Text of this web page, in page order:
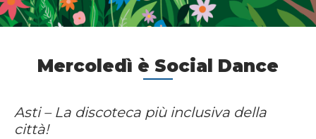
Mercoledì è Social Dance
Asti – La discoteca più inclusiva della
città!